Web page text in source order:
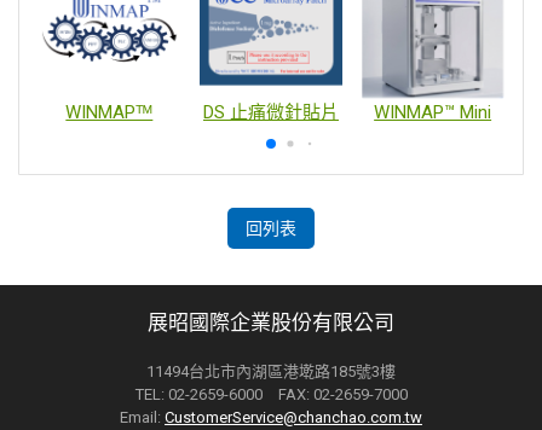
WINMAPᵀᴹ DS 止痛微針貼片 WINMAP™ Mini
回列表
展昭國際企業股份有限公司
11494台北市內湖區港墘路185號3樓
TEL: 02-2659-6000 FAX: 02-2659-7000
Email: CustomerService@chanchao.com.tw